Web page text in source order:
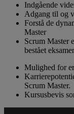
Indgående
Adgang til og
Forstå de
Master
Scrum Master
bestået
Mulighed for
Scrum Master.
Kursusbevis